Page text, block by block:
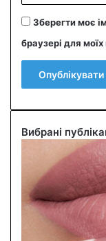
Зберегти моє
браузері для
Вибрані
ч